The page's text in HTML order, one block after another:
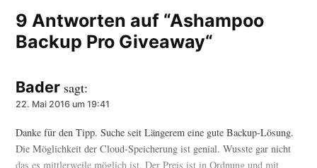
9 Antworten auf “Ashampoo
Backup Pro Giveaway“
Bader sagt:
22. Mai 2016 um 19:41
Danke für den Tipp. Suche seit Längerem eine gute Backup-Lösung.
Die Möglichkeit der Cloud-Speicherung ist genial. Wusste gar nicht
das es mittlerweile möglich ist. Der Preis ist in Ordnung und mit